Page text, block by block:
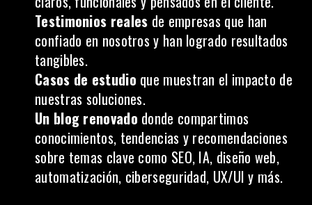
Testimonios reales de empresas que han
confiado en nosotros y han logrado resultados
tangibles.
Casos de estudio que muestran el impacto de
nuestras soluciones.
Un blog renovado donde compartimos
conocimientos, tendencias y recomendaciones
sobre temas clave como SEO, IA, diseño web,
automatización, ciberseguridad, UX/UI y más.